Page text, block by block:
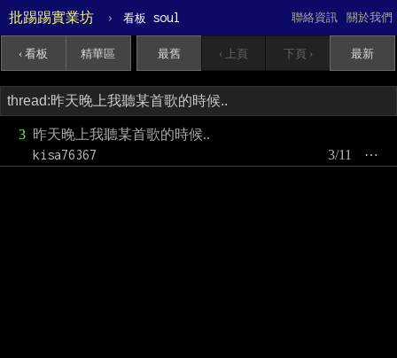
批踢踢實業坊 › 看板 soul 關於我們
聯絡資訊
‹ 看板 精華區 最舊 ‹ 上頁 下頁 › 最新
3 昨天晚上我聽某首歌的時候..
kisa76367
⋯
3/11